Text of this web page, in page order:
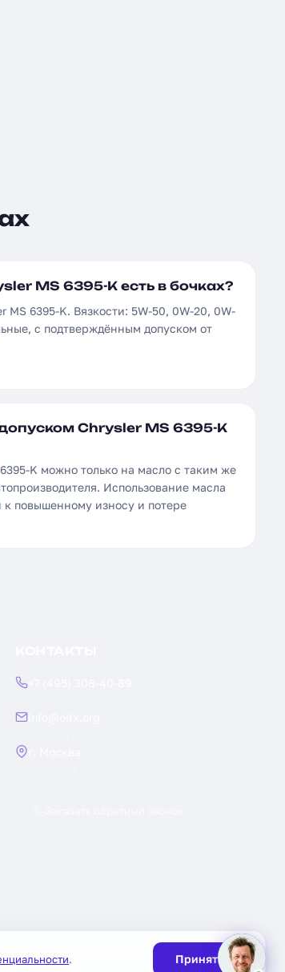
MS 6395-K есть в бочках?
6395-K. Вязкости: 5W-50, 0W-20, 0W-
с подтверждённым допуском от
Chrysler MS 6395-K
K можно только на масло с таким же
Использование масла
к повышенному износу и потере
. Принять